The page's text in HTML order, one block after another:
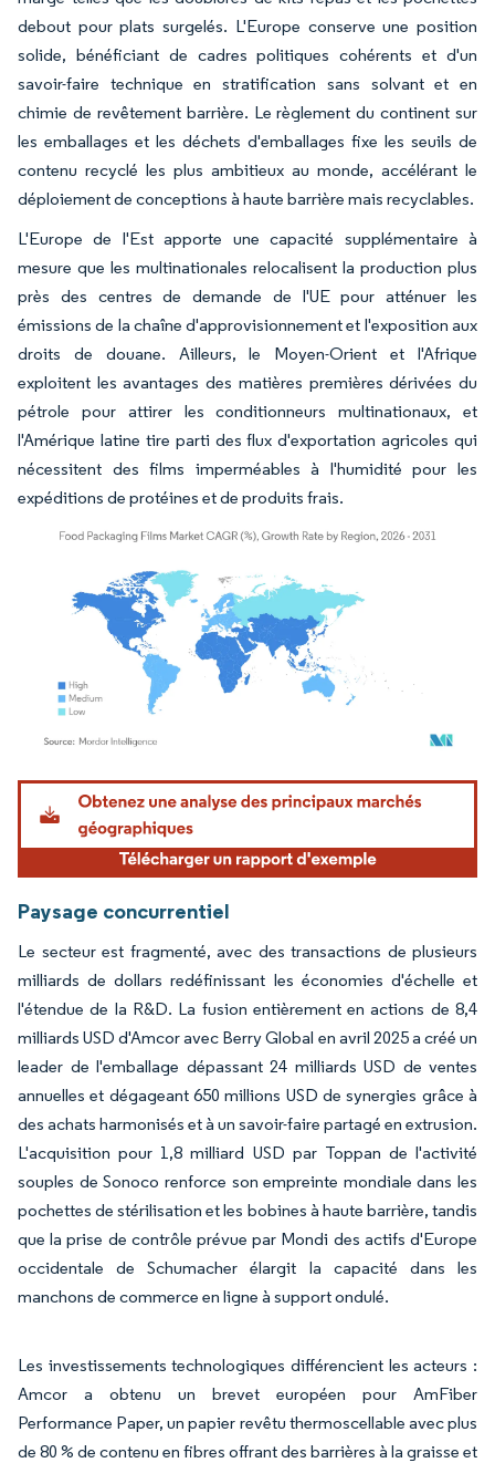
debout pour plats surgelés. L'Europe conserve une position
solide, bénéficiant de cadres politiques cohérents et d'un
savoir-faire technique en stratification sans solvant et en
chimie de revêtement barrière. Le règlement du continent sur
les emballages et les déchets d'emballages fixe les seuils de
contenu recyclé les plus ambitieux au monde, accélérant le
déploiement de conceptions à haute barrière mais recyclables.
L'Europe de l'Est apporte une capacité supplémentaire à
mesure que les multinationales relocalisent la production plus
près des centres de demande de l'UE pour atténuer les
émissions de la chaîne d'approvisionnement et l'exposition aux
droits de douane. Ailleurs, le Moyen-Orient et l'Afrique
exploitent les avantages des matières premières dérivées du
pétrole pour attirer les conditionneurs multinationaux, et
l'Amérique latine tire parti des flux d'exportation agricoles qui
nécessitent des films imperméables à l'humidité pour les
expéditions de protéines et de produits frais.
Image © Mordor Intelligence. La réutilisation nécessite une attribution sous CC BY
Paysage concurrentiel
Le secteur est fragmenté, avec des transactions de plusieurs
milliards de dollars redéfinissant les économies d'échelle et
l'étendue de la R&D. La fusion entièrement en actions de 8,4
milliards USD d'Amcor avec Berry Global en avril 2025 a créé un
leader de l'emballage dépassant 24 milliards USD de ventes
annuelles et dégageant 650 millions USD de synergies grâce à
des achats harmonisés et à un savoir-faire partagé en extrusion.
L'acquisition pour 1,8 milliard USD par Toppan de l'activité
souples de Sonoco renforce son empreinte mondiale dans les
pochettes de stérilisation et les bobines à haute barrière, tandis
que la prise de contrôle prévue par Mondi des actifs d'Europe
occidentale de Schumacher élargit la capacité dans les
manchons de commerce en ligne à support ondulé.
Les investissements technologiques différencient les acteurs :
Amcor a obtenu un brevet européen pour AmFiber
Performance Paper, un papier revêtu thermoscellable avec plus
de 80 % de contenu en fibres offrant des barrières à la graisse et